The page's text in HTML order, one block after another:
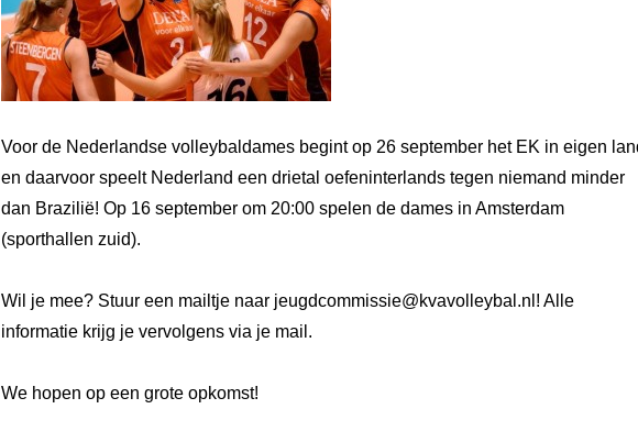
Voor de Nederlandse volleybaldames begint op 26 september het EK in eigen
en daarvoor speelt Nederland een drietal oefeninterlands tegen niemand minder
dan Brazilië! Op 16 september om 20:00 spelen de dames in Amsterdam
(sporthallen zuid).
Wil je mee? Stuur een mailtje naar jeugdcommissie@kvavolleybal.nl! Alle
informatie krijg je vervolgens via je mail.
We hopen op een grote opkomst!